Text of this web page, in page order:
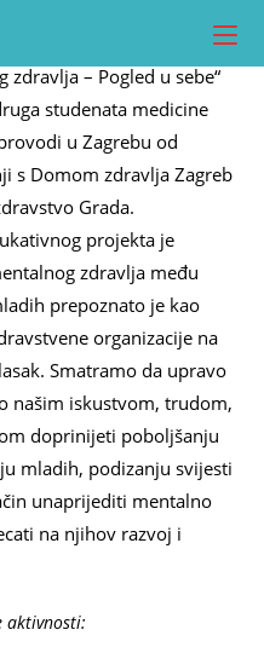
zdravlja – Pogled u sebe“
studenata medicine
u Zagrebu od
s Domom zdravlja Zagreb
Grada.
projekta je
zdravlja među
prepoznato je kao
organizacije na
Smatramo da upravo
našim iskustvom, trudom,
doprinijeti poboljšanju
mladih, podizanju svijesti
unaprijediti mentalno
na njihov razvoj i
aktivnosti: